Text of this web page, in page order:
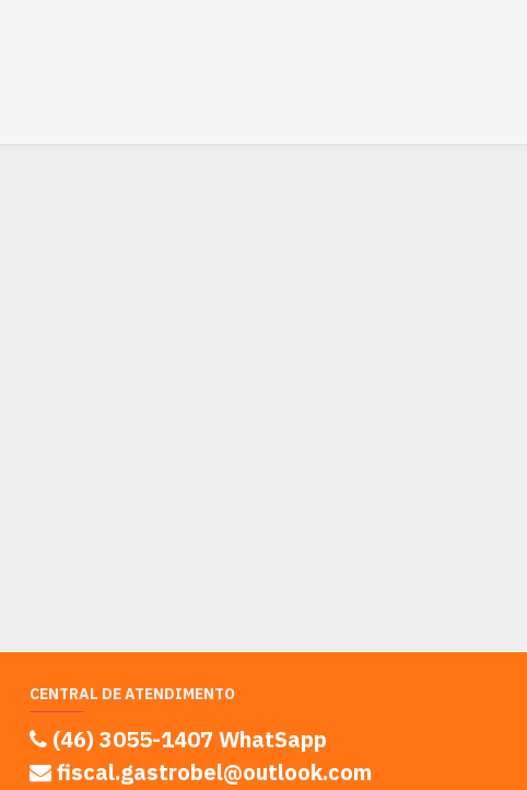
CENTRAL DE ATENDIMENTO
(46) 3055-1407 WhatSapp
fiscal.gastrobel@outlook.com